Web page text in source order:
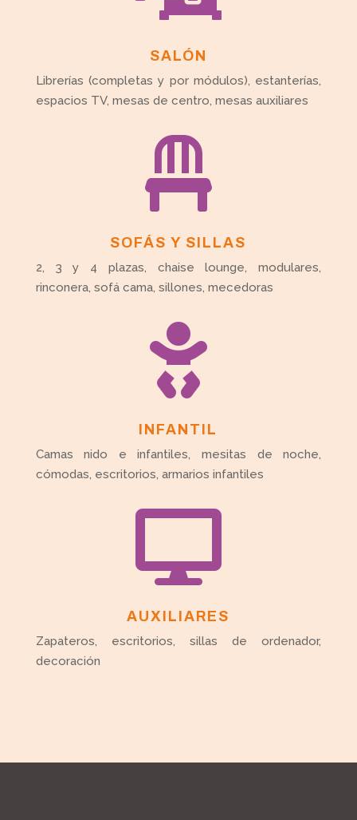
SALÓN
Librerías (completas y por módulos), estanterías,
espacios TV, mesas de centro, mesas auxiliares

SOFÁS Y SILLAS
2, 3 y 4 plazas, chaise lounge, modulares,
rinconera, sofá cama, sillones, mecedoras

INFANTIL
Camas nido e infantiles, mesitas de noche,
cómodas, escritorios, armarios infantiles

AUXILIARES
Zapateros, escritorios, sillas de ordenador,
decoración